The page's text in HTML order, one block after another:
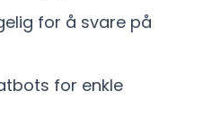
for å svare på
for enkle